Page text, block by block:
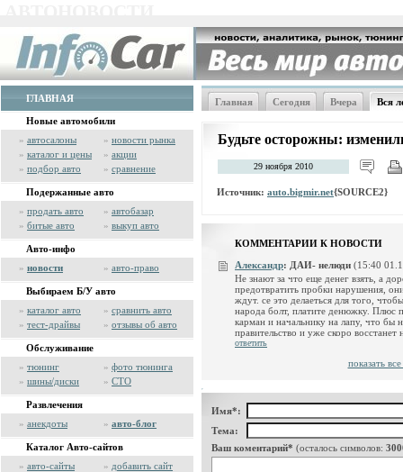
ГЛАВНАЯ
Новые автомобили
» автосалоны » новости рынка
» каталог и цены » акции
» подбор авто » сравнение
Подержанные авто
» продать авто » автобазар
» битые авто » выкуп авто
Авто-инфо
» новости » авто-право
Выбираем Б/У авто
» каталог авто » сравнить авто
» тест-драйвы » отзывы об авто
Обслуживание
» тюнинг » фото тюнинга
» шины/диски » СТО
Развлечения
» анекдоты » авто-блог
Каталог Авто-сайтов
» авто-сайты » добавить сайт
Главная Сегодня Вчера Вся
Будьте осторожны:
29 ноября 2010
Источник: auto.bigmir.net{SOURCE2}
КОММЕНТАРИИ К НОВОСТИ
Александр: ДАИ- нелюди (15:40
Не знают за что еще денег взять, а
предотвратить пробки нарушения,
ждут. се это делаеться для того,
народа болт, платите денюжку. Плюс
карман и начальнику на лапу, что бы
правительство и уже скоро
ответить
показать
Имя*:
Тема:
Ваш коментарий* (осталось символов: